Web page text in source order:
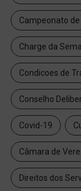
Campeonato de
Charge da
Condicoes de
Conselho
Covid-19
Câmara de
Direitos dos